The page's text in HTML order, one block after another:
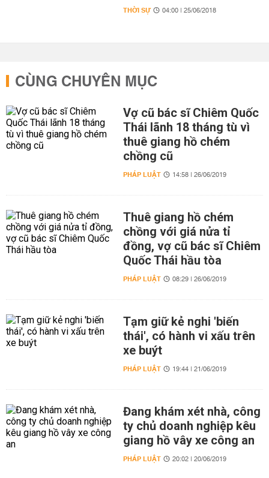
THỜI SỰ 04:00 | 25/06/2018
CÙNG CHUYÊN MỤC
Vợ cũ bác sĩ Chiêm Quốc
Thái lãnh 18 tháng tù vì
thuê giang hồ chém
chồng cũ
PHÁP LUẬT 14:58 | 26/06/2019
Thuê giang hồ chém
chồng với giá nửa tỉ
đồng, vợ cũ bác sĩ Chiêm
Quốc Thái hầu tòa
PHÁP LUẬT 08:29 | 26/06/2019
Tạm giữ kẻ nghi 'biến
thái', có hành vi xấu trên
xe buýt
PHÁP LUẬT 19:44 | 21/06/2019
Đang khám xét nhà, công
ty chủ doanh nghiệp kêu
giang hồ vây xe công an
PHÁP LUẬT 20:02 | 20/06/2019